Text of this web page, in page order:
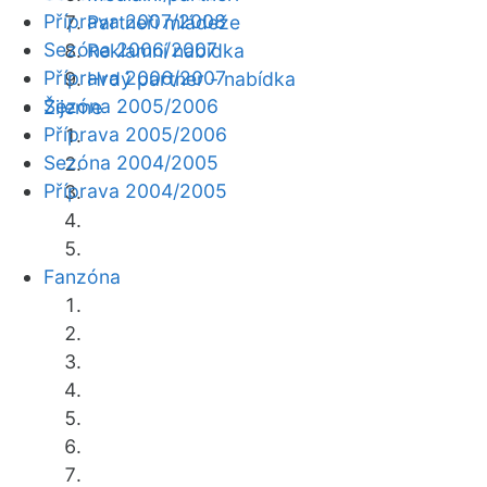
Partneři mládeže
Reklamní nabídka
Hrdý partner - nabídka
Žijeme
Fanzóna
Příprava 2007/2008
Sezóna 2006/2007
Příprava 2006/2007
Sezóna 2005/2006
Příprava 2005/2006
Sezóna 2004/2005
Příprava 2004/2005